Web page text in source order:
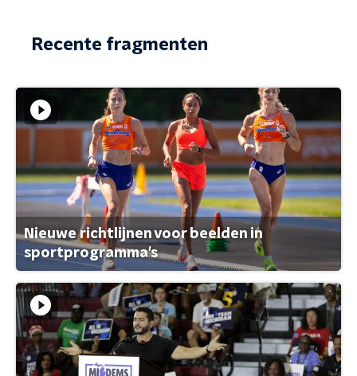
Recente fragmenten
Nieuwe richtlijnen voor beelden in
sportprogramma's